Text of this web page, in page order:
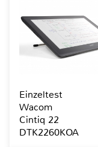
Einzeltest
Wacom
Cintiq 22
DTK2260KOA